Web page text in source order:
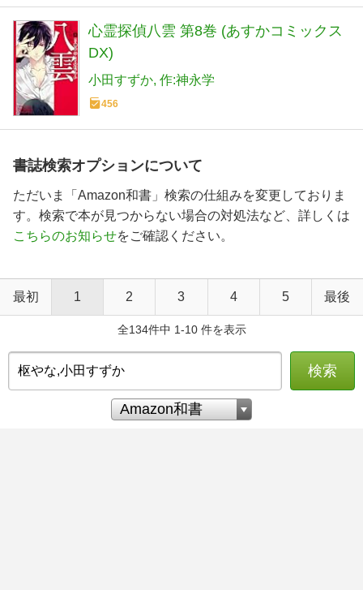
心霊探偵八雲 第8巻 (あすかコミックス
DX)
小田すずか 作:神永学
456
書誌検索オプションについて
ただいま「Amazon和書」検索の仕組みを変更しておりま
す。検索で本が見つからない場合の対処法など、詳しくは
こちらのお知らせをご確認ください。
最初 1 2 3 4 5 最後
全134件中 1-10 件を表示
検索